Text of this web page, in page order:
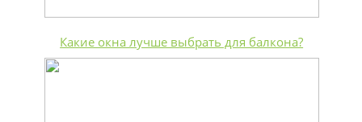
Какие окна лучше выбрать для балкона?